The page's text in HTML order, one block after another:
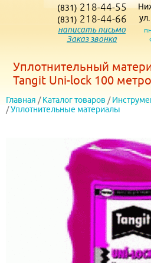
(831) 218-44-55
(831) 218-44-66
написать письмо
Заказ звонка
Уплотнительный
Tangit Uni-lock 100
Главная / Каталог товаров /
/Уплотнительные материалы